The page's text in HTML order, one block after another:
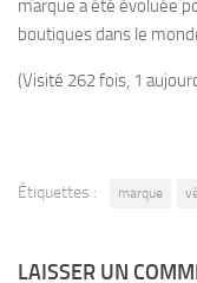
marque a été évoluée
boutiques dans le
(Visité 262 fois, 1
Étiquettes : marque
LAISSER UN